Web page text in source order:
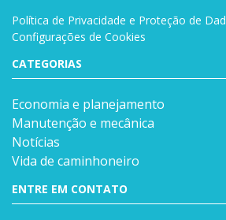
Política de Privacidade e Proteção de
Configurações de Cookies
CATEGORIAS
Economia e planejamento
Manutenção e mecânica
Notícias
Vida de caminhoneiro
ENTRE EM CONTATO